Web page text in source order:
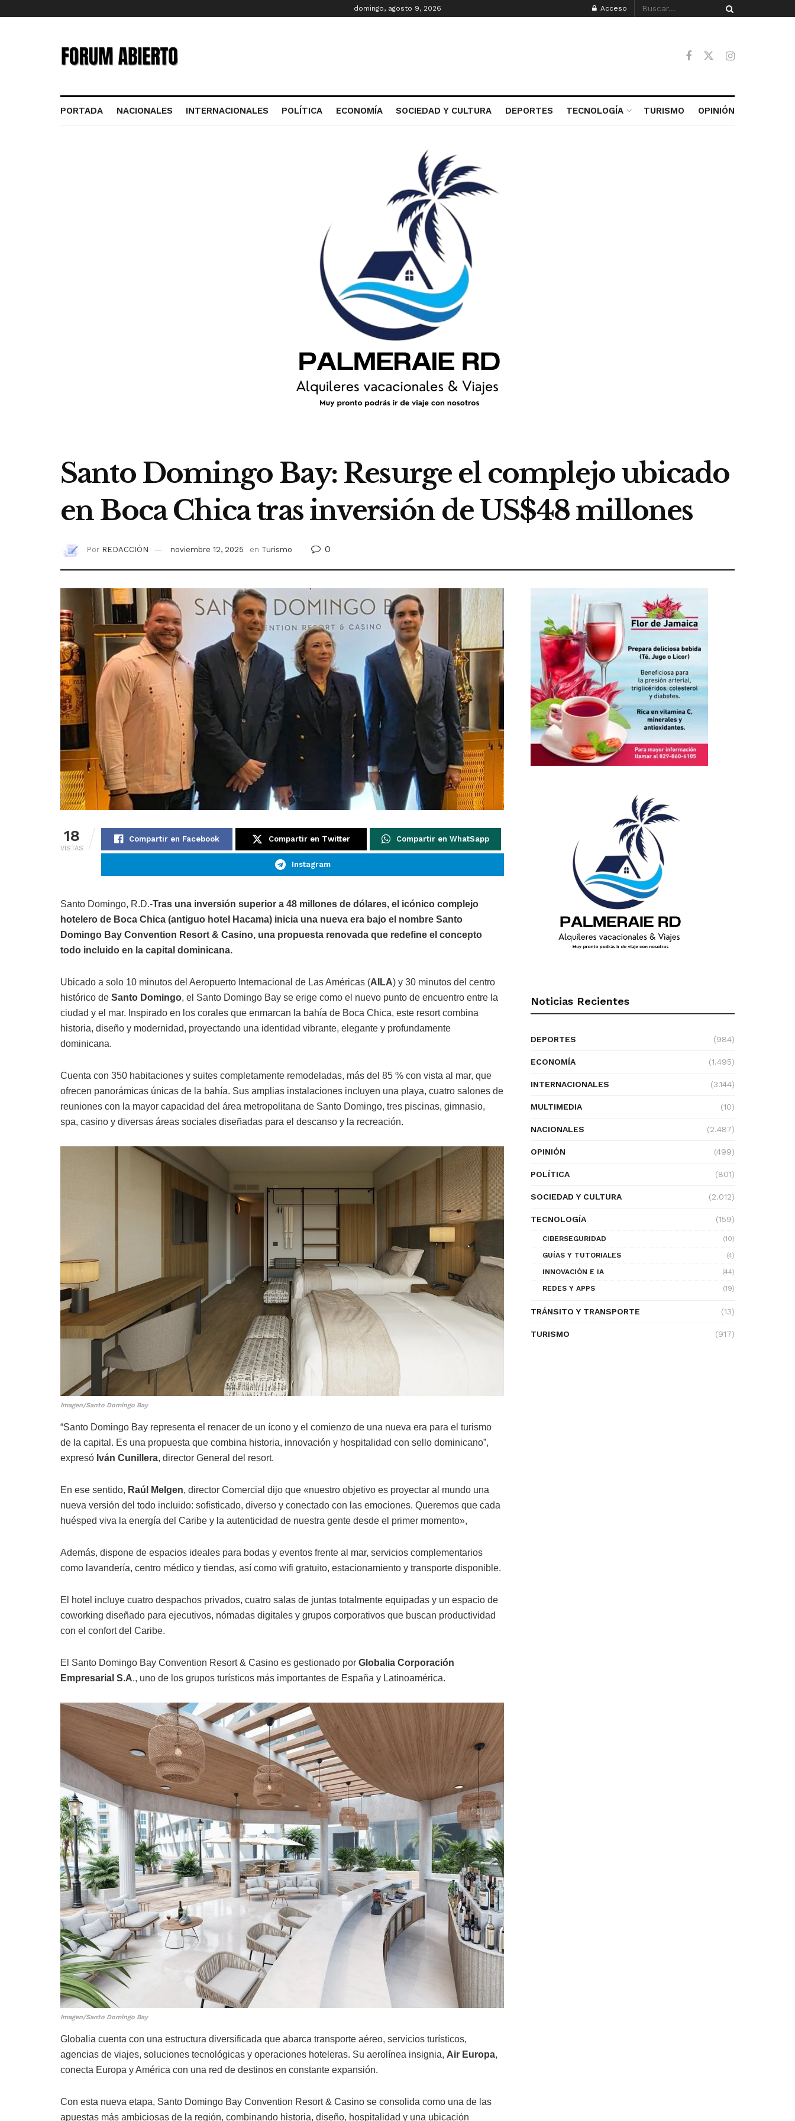
domingo, agosto 9, 2026 Acceso
PORTADA NACIONALES INTERNACIONALES POLÍTICA ECONOMÍA SOCIEDAD Y CULTURA DEPORTES TECNOLOGÍA TURISMO OPINIÓN
Santo Domingo Bay: Resurge el complejo ubicado
en Boca Chica tras inversión de US$48 millones
Por REDACCIÓN noviembre 12, 2025 en Turismo 0
18
VISTAS
Compartir en Facebook Compartir en Twitter Compartir en WhatSapp
Instagram
Santo Domingo, R.D.-Tras una inversión superior a 48 millones de dólares, el icónico complejo
hotelero de Boca Chica (antiguo hotel Hacama) inicia una nueva era bajo el nombre Santo
Domingo Bay Convention Resort & Casino, una propuesta renovada que redefine el concepto
todo incluido en la capital dominicana.
Ubicado a solo 10 minutos del Aeropuerto Internacional de Las Américas (AILA) y 30 minutos del centro
histórico de Santo Domingo, el Santo Domingo Bay se erige como el nuevo punto de encuentro entre la
ciudad y el mar. Inspirado en los corales que enmarcan la bahía de Boca Chica, este resort combina
historia, diseño y modernidad, proyectando una identidad vibrante, elegante y profundamente
dominicana.
Cuenta con 350 habitaciones y suites completamente remodeladas, más del 85 % con vista al mar, que
ofrecen panorámicas únicas de la bahía. Sus amplias instalaciones incluyen una playa, cuatro salones de
reuniones con la mayor capacidad del área metropolitana de Santo Domingo, tres piscinas, gimnasio,
spa, casino y diversas áreas sociales diseñadas para el descanso y la recreación.
Imagen/Santo Domingo Bay
“Santo Domingo Bay representa el renacer de un ícono y el comienzo de una nueva era para el turismo
de la capital. Es una propuesta que combina historia, innovación y hospitalidad con sello dominicano”,
expresó Iván Cunillera, director General del resort.
En ese sentido, Raúl Melgen, director Comercial dijo que «nuestro objetivo es proyectar al mundo una
nueva versión del todo incluido: sofisticado, diverso y conectado con las emociones. Queremos que cada
huésped viva la energía del Caribe y la autenticidad de nuestra gente desde el primer momento»,
Además, dispone de espacios ideales para bodas y eventos frente al mar, servicios complementarios
como lavandería, centro médico y tiendas, así como wifi gratuito, estacionamiento y transporte disponible.
El hotel incluye cuatro despachos privados, cuatro salas de juntas totalmente equipadas y un espacio de
coworking diseñado para ejecutivos, nómadas digitales y grupos corporativos que buscan productividad
con el confort del Caribe.
El Santo Domingo Bay Convention Resort & Casino es gestionado por Globalia Corporación
Empresarial S.A., uno de los grupos turísticos más importantes de España y Latinoamérica.
Imagen/Santo Domingo Bay
Globalia cuenta con una estructura diversificada que abarca transporte aéreo, servicios turísticos,
agencias de viajes, soluciones tecnológicas y operaciones hoteleras. Su aerolínea insignia, Air Europa,
conecta Europa y América con una red de destinos en constante expansión.
Con esta nueva etapa, Santo Domingo Bay Convention Resort & Casino se consolida como una de las
apuestas más ambiciosas de la región, combinando historia, diseño, hospitalidad y una ubicación
Noticias Recientes
DEPORTES (984)
ECONOMÍA (1.495)
INTERNACIONALES (3.144)
MULTIMEDIA (10)
NACIONALES (2.487)
OPINIÓN (499)
POLÍTICA (801)
SOCIEDAD Y CULTURA (2.012)
TECNOLOGÍA (159)
CIBERSEGURIDAD
(10)
GUÍAS Y TUTORIALES
(4)
INNOVACIÓN E IA
(44)
REDES Y APPS
(19)
TRÁNSITO Y TRANSPORTE (13)
TURISMO (917)